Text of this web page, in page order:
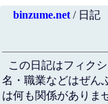
binzume.net/ 日記
この日記はフィク
名・職業などはぜん
は何も関係がありま